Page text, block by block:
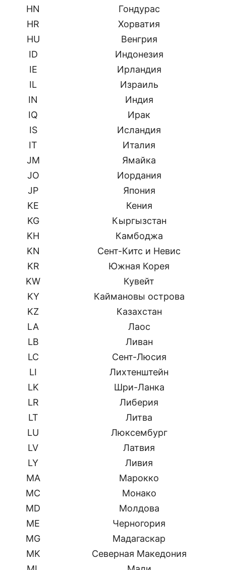
HN
Гондурас
HR
Хорватия
HU
Венгрия
ID
Индонезия
IE
Ирландия
IL
Израиль
IN
Индия
IQ
Ирак
IS
Исландия
IT
Италия
JM
Ямайка
JO
Иордания
JP
Япония
KE
Кения
KG
Кыргызстан
KH
Камбоджа
KN
Сент-Китс и Невис
KR
Южная Корея
KW
Кувейт
KY
Каймановы острова
KZ
Казахстан
LA
Лаос
LB
Ливан
LC
Сент-Люсия
LI
Лихтенштейн
LK
Шри-Ланка
LR
Либерия
LT
Литва
LU
Люксембург
LV
Латвия
LY
Ливия
MA
Марокко
MC
Монако
MD
Молдова
ME
Черногория
MG
Мадагаскар
MK
Северная Македония